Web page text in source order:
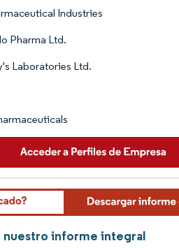
Industries
Pharma Ltd.
Laboratories Ltd.
nuestro informe integral